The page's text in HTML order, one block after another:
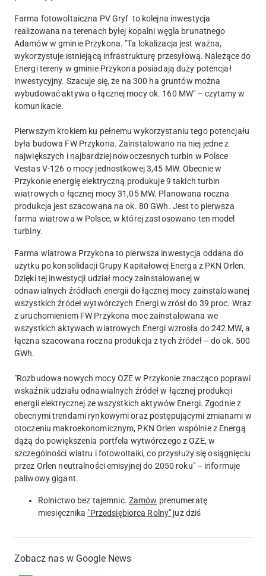
Farma fotowoltaiczna PV Gryf to kolejna inwestycja
realizowana na terenach byłej kopalni węgla brunatnego
Adamów w gminie Przykona. "Ta lokalizacja jest ważna,
wykorzystuje istniejącą infrastrukturę przesyłową. Należące do
Energi tereny w gminie Przykona posiadają duży potencjał
inwestycyjny. Szacuje się, że na 300 ha gruntów można
wybudować aktywa o łącznej mocy ok. 160 MW" – czytamy w
komunikacie.
Pierwszym krokiem ku pełnemu wykorzystaniu tego potencjału
była budowa FW Przykona. Zainstalowano na niej jedne z
największych i najbardziej nowoczesnych turbin w Polsce
Vestas V-126 o mocy jednostkowej 3,45 MW. Obecnie w
Przykonie energię elektryczną produkuje 9 takich turbin
wiatrowych o łącznej mocy 31,05 MW. Planowana roczna
produkcja jest szacowana na ok. 80 GWh. Jest to pierwsza
farma wiatrowa w Polsce, w której zastosowano ten model
turbiny.
Farma wiatrowa Przykona to pierwsza inwestycja oddana do
użytku po konsolidacji Grupy Kapitałowej Energa z PKN Orlen.
Dzięki tej inwestycji udział mocy zainstalowanej w
odnawialnych źródłach energii do łącznej mocy zainstalowanej
wszystkich źródeł wytwórczych Energi wzrósł do 39 proc. Wraz
z uruchomieniem FW Przykona moc zainstalowana we
wszystkich aktywach wiatrowych Energi wzrosła do 242 MW, a
łączna szacowana roczna produkcja z tych źródeł – do ok. 500
GWh.
"Rozbudowa nowych mocy OZE w Przykonie znacząco poprawi
wskaźnik udziału odnawialnych źródeł w łącznej produkcji
energii elektrycznej ze wszystkich aktywów Energi. Zgodnie z
obecnymi trendami rynkowymi oraz postępującymi zmianami w
otoczeniu makroekonomicznym, PKN Orlen wspólnie z Energą
dążą do powiększenia portfela wytwórczego z OZE, w
szczególności wiatru i fotowoltaiki, co przysłuży się osiągnięciu
przez Orlen neutralności emisyjnej do 2050 roku" – informuje
paliwowy gigant.
Rolnictwo bez tajemnic. Zamów prenumeratę
miesięcznika "Przedsiębiorca Rolny" już dziś
Zobacz nas w Google News